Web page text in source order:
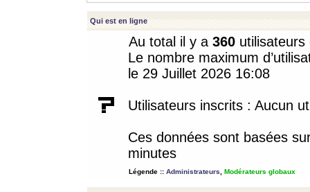
Qui est en ligne
Au total il y a 360
Le nombre maximum
le 29 Juillet 2026 16:08
Utilisateurs inscrits : Aucun
Ces données sont basées
minutes
Légende :: Administrateurs Modérateurs globaux